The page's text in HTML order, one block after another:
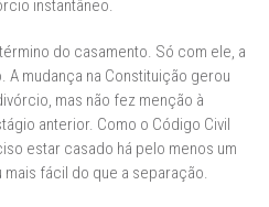
instantâneo.
do casamento. Só com ele, a
mudança na Constituição gerou
mas não fez menção à
anterior. Como o Código Civil
estar casado há pelo menos um
fácil do que a separação.